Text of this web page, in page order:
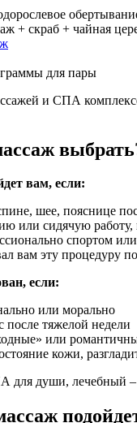
+ скраб + чайная
для пары
и СПА
вам, если:
шее, пояснице
или сидячую работу,
спортом
вам эту процедуру
если:
или морально
после тяжелой недели
или
кожи,
для души, лечебный –